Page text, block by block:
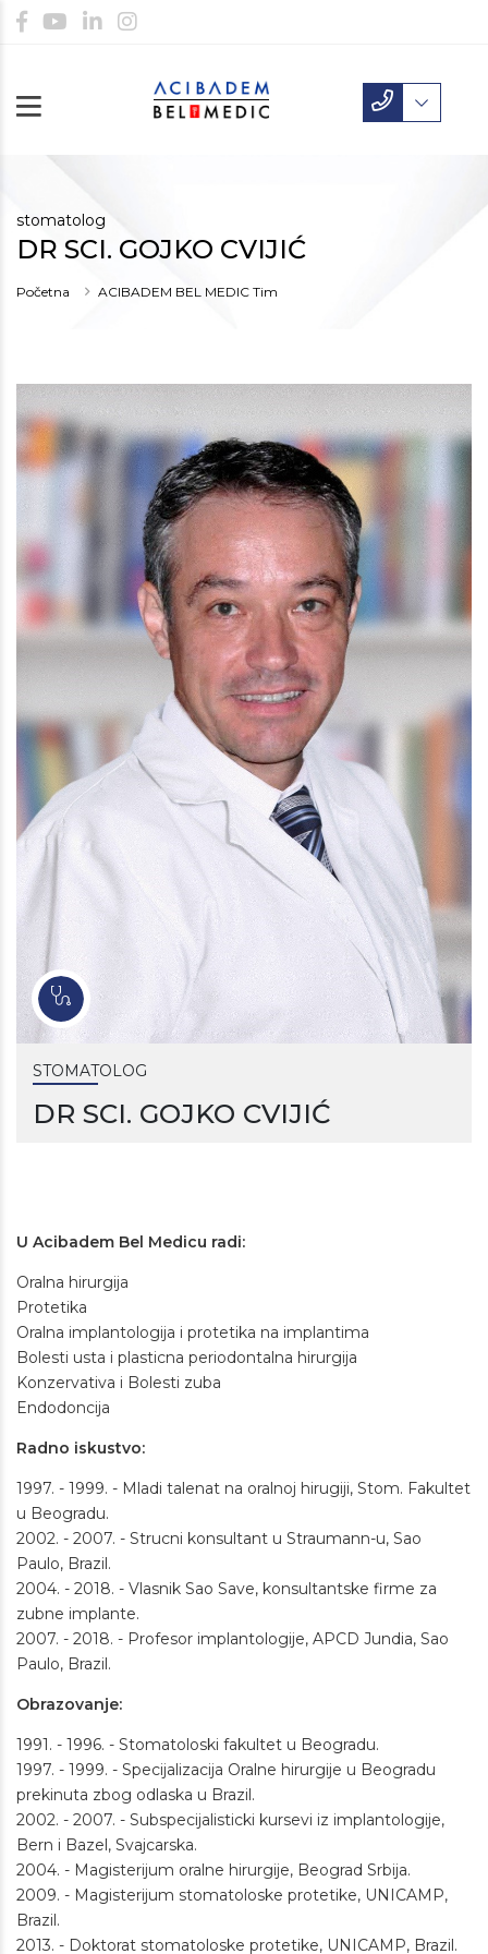
stomatolog
DR SCI. GOJKO CVIJIĆ
Početna ACIBADEM BEL MEDIC Tim
STOMATOLOG
DR SCI. GOJKO CVIJIĆ
U Acibadem Bel Medicu radi:
Oralna hirurgija
Protetika
Oralna implantologija i protetika na implantima
Bolesti usta i plasticna periodontalna hirurgija
Konzervativa i Bolesti zuba
Endodoncija
Radno iskustvo:
1997. - 1999. - Mladi talenat na oralnoj hirugiji, Stom. Fakultet
u Beogradu.
2002. - 2007. - Strucni konsultant u Straumann-u, Sao
Paulo, Brazil.
2004. - 2018. - Vlasnik Sao Save, konsultantske firme za
zubne implante.
2007. - 2018. - Profesor implantologije, APCD Jundia, Sao
Paulo, Brazil.
Obrazovanje:
1991. - 1996. - Stomatoloski fakultet u Beogradu.
1997. - 1999. - Specijalizacija Oralne hirurgije u Beogradu
prekinuta zbog odlaska u Brazil.
2002. - 2007. - Subspecijalisticki kursevi iz implantologije,
Bern i Bazel, Svajcarska.
2004. - Magisterijum oralne hirurgije, Beograd Srbija.
2009. - Magisterijum stomatoloske protetike, UNICAMP,
Brazil.
2013. - Doktorat stomatoloske protetike, UNICAMP, Brazil.